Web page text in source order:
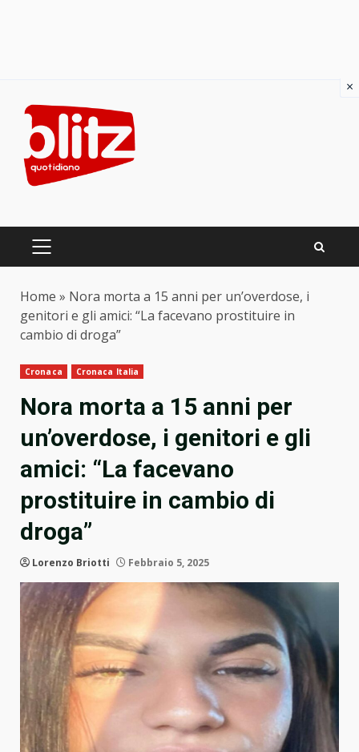
content
PRIMARY
Home » Nora morta a 15 anni per un’overdose, i
genitori e gli amici: “La facevano prostituire in
cambio di droga”
Cronaca Cronaca Italia
Nora morta a 15 anni per
un’overdose, i genitori e gli
amici: “La facevano
prostituire in cambio di
droga”
Lorenzo Briotti Febbraio 5, 2025
×